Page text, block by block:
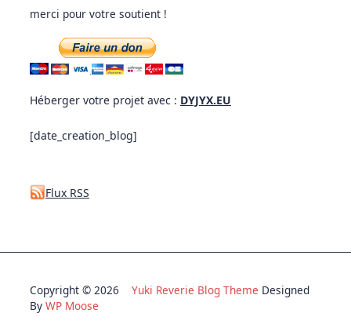
merci pour votre soutient !
Héberger votre projet avec : DYJYX.EU
[date_creation_blog]
Flux RSS
Copyright © 2026 Yuki Reverie Blog Theme Designed
By WP Moose